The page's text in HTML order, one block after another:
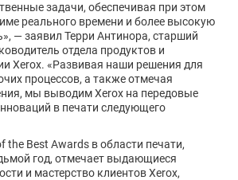
задачи, обеспечивая при этом
реального времени и более высокую
— заявил Терри Антинора, старший
отдела продуктов и
Xerox. «Развивая наши решения для
процессов, а также отмечая
мы выводим Xerox на передовые
в печати следующего
the Best Awards в области печати,
год, отмечает выдающиеся
и мастерство клиентов Xerox,